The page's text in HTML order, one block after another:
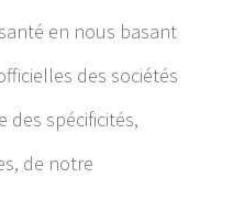
en nous basant
des sociétés
des spécificités,
de notre